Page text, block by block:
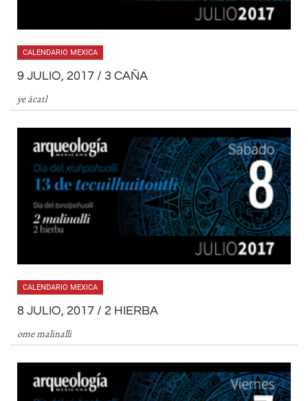
CALENDARIO MEXICA
9 JULIO, 2017 / 3 CAÑA
ye ácatl
CALENDARIO MEXICA
8 JULIO, 2017 / 2 HIERBA
ome malinalli